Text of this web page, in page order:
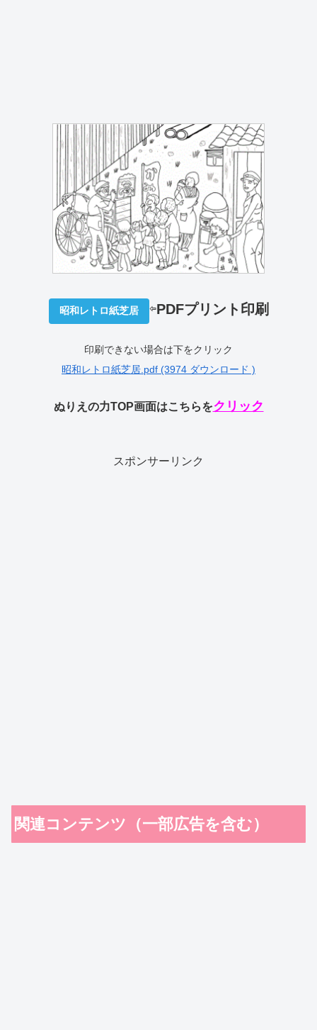
昭和レトロ紙芝居 ⇦PDFプリント印刷
印刷できない場合は下をクリック
昭和レトロ紙芝居.pdf (3974 ダウンロード )
ぬりえの力TOP画面はこちらをクリック
スポンサーリンク
関連コンテンツ（一部広告を含む）